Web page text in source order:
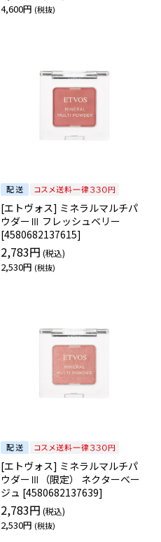
4,600円
[エトヴォス] ミネラルマルチパ
ウダーⅢ フレッシュベリー
[4580682137615]
2,783円
2,530円
[エトヴォス] ミネラルマルチパ
ウダーⅢ（限定） ネクターベー
ジュ [4580682137639]
2,783円
2,530円